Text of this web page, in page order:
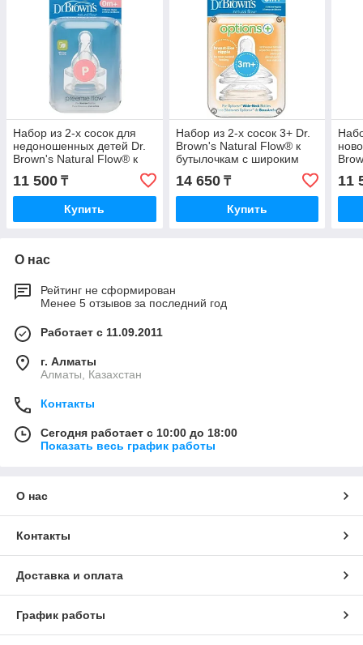
Набор из 2-х сосок для
недоношенных детей Dr.
Brown's Natural Flow® к
стандартным бутылочкам
11 500 ₸
Купить
Набор из 2-х сосок 3+ Dr.
Brown's Natural Flow® к
бутылочкам с широким
горлышком
14 650₸
Купить
11
О нас
Рейтинг не сформирован
Менее 5 отзывов за последний год
Работает с 11.09.2011
г. Алматы
Алматы, Казахстан
Контакты
Сегодня работает с 10:00 до 18:00
Показать весь график работы
О нас
Контакты
Доставка и оплата
График работы